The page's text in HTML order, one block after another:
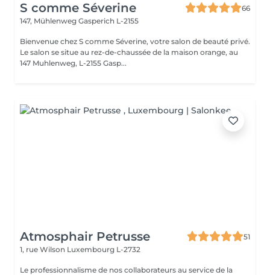
S comme Séverine
66
147, Mühlenweg Gasperich L-2155
Bienvenue chez S comme Séverine, votre salon de beauté privé.
Le salon se situe au rez-de-chaussée de la maison orange, au
147 Muhlenweg, L-2155 Gasp...
Atmosphair Petrusse
51
1, rue Wilson Luxembourg L-2732
Le professionnalisme de nos collaborateurs au service de la